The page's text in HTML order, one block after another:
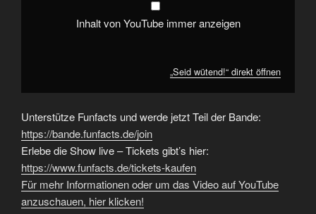
Inhalt von YouTube immer anzeigen
„Seid wütend!“ direkt öffnen
Unterstütze Funfacts und werde jetzt Teil der Bande:
https://bande.funfacts.de/join
Erlebe die Show live – Tickets gibt’s hier:
https://www.funfacts.de/tickets-kaufen
Für mehr Informationen oder um das Video auf YouTube
anzuschauen, hier klicken!